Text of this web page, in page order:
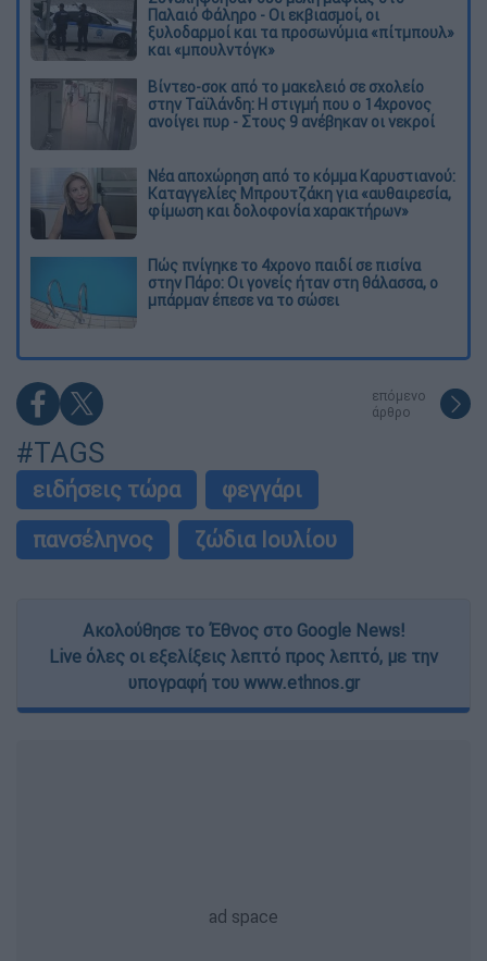
Παλαιό Φάληρο - Οι εκβιασμοί, οι
ξυλοδαρμοί και τα προσωνύμια «πίτμπουλ»
και «μπουλντόγκ»
Βίντεο-σοκ από το μακελειό σε σχολείο
στην Ταϊλάνδη: Η στιγμή που ο 14χρονος
ανοίγει πυρ - Στους 9 ανέβηκαν οι νεκροί
Νέα αποχώρηση από το κόμμα Καρυστιανού:
Καταγγελίες Μπρουτζάκη για «αυθαιρεσία,
φίμωση και δολοφονία χαρακτήρων»
Πώς πνίγηκε το 4χρονο παιδί σε πισίνα
στην Πάρο: Οι γονείς ήταν στη θάλασσα, ο
μπάρμαν έπεσε να το σώσει
επόμενο
άρθρο
#TAGS
ειδήσεις τώρα
φεγγάρι
πανσέληνος
ζώδια Ιουλίου
Ακολούθησε το Έθνος στο Google News!
Live όλες οι εξελίξεις λεπτό προς λεπτό, με την
υπογραφή του www.ethnos.gr